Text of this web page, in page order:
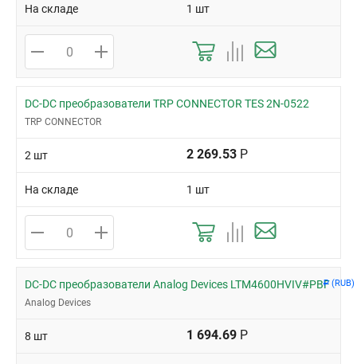
Р(RUB)
На складе 1 шт
DC-DC преобразователи TRP CONNECTOR TES 2N-0522
TRP CONNECTOR
2 шт 2 269.53 Р
На складе 1 шт
DC-DC преобразователи Analog Devices LTM4600HVIV#PBF
Analog Devices
8 шт 1 694.69 Р